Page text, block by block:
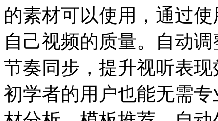
的素材可以使用，通过
自己视频的质量。自动
节奏同步，提升视听表
初学者的用户也能无需